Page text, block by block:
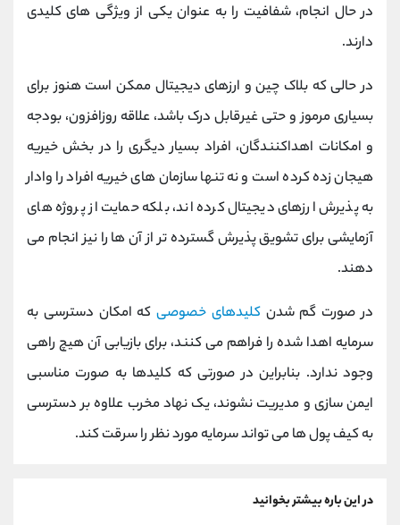
در حال انجام، شفافیت را به عنوان یکی از ویژگی ‌های کلیدی
دارند.
در حالی که بلاک چین و ارزهای دیجیتال ممکن است هنوز برای
بسیاری مرموز و حتی غیرقابل درک باشد، علاقه روزافزون، بودجه
و امکانات اهداکنندگان، افراد بسیار دیگری را در بخش خیریه
هیجان زده کرده است و نه تنها سازمان‌ های خیریه افراد را وادار
به پذیرش ارزهای دیجیتال کرده اند، بلکه حمایت از پروژه‌ های
آزمایشی برای تشویق پذیرش گسترده ‌تر از آن ها را نیز انجام می
دهند.
در صورت گم شدنکلیدهای خصوصیکه امکان دسترسی به
سرمایه اهدا شده را فراهم می کنند، برای بازیابی آن هیچ راهی
وجود ندارد. بنابراین در صورتی که کلیدها به صورت مناسبی
ایمن سازی و مدیریت نشوند، یک نهاد مخرب علاوه بر دسترسی
به کیف پول ها می تواند سرمایه مورد نظر را سرقت کند.
در این باره بیشتر بخوانید